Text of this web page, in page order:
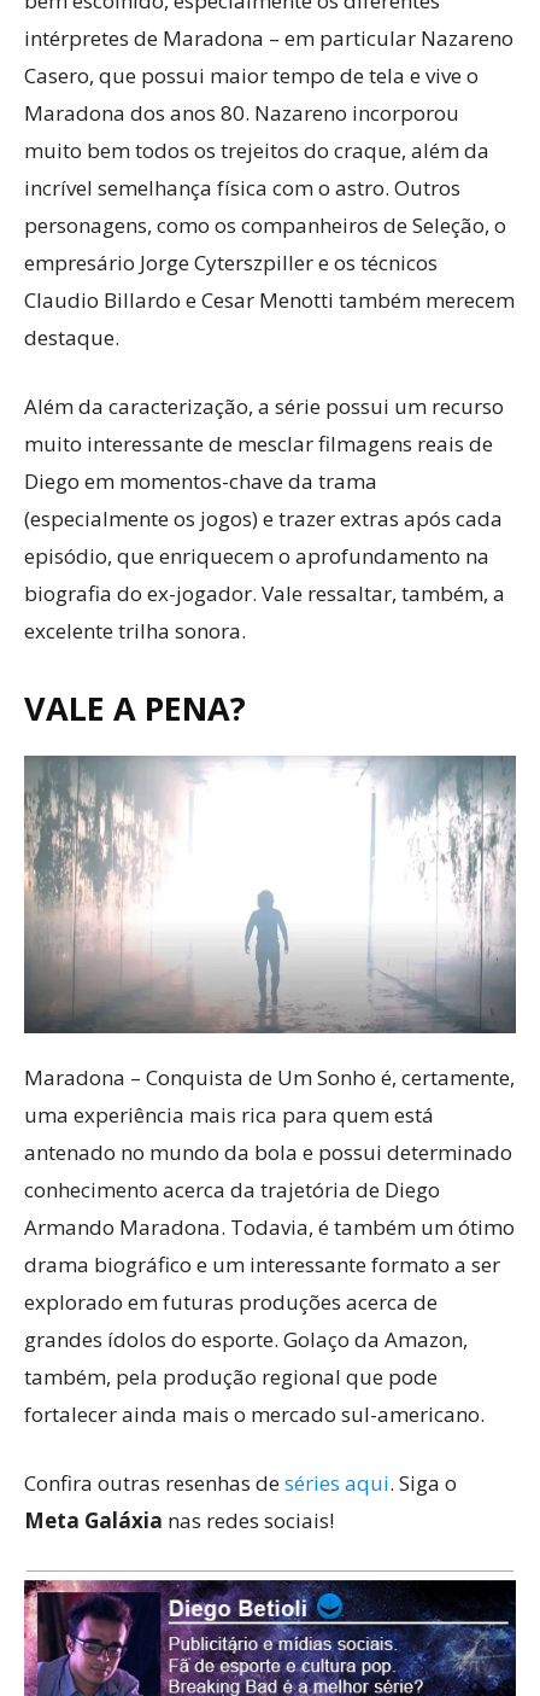
intérpretes de Maradona – em particular Nazareno
Casero, que possui maior tempo de tela e vive o
Maradona dos anos 80. Nazareno incorporou
muito bem todos os trejeitos do craque, além da
incrível semelhança física com o astro. Outros
personagens, como os companheiros de Seleção, o
empresário Jorge Cyterszpiller e os técnicos
Claudio Billardo e Cesar Menotti também merecem
destaque.
Além da caracterização, a série possui um recurso
muito interessante de mesclar filmagens reais de
Diego em momentos-chave da trama
(especialmente os jogos) e trazer extras após cada
episódio, que enriquecem o aprofundamento na
biografia do ex-jogador. Vale ressaltar, também, a
excelente trilha sonora.
VALE A PENA?
Maradona – Conquista de Um Sonho é, certamente,
uma experiência mais rica para quem está
antenado no mundo da bola e possui determinado
conhecimento acerca da trajetória de Diego
Armando Maradona. Todavia, é também um ótimo
drama biográfico e um interessante formato a ser
explorado em futuras produções acerca de
grandes ídolos do esporte. Golaço da Amazon,
também, pela produção regional que pode
fortalecer ainda mais o mercado sul-americano.
Confira outras resenhas deséries aqui. Siga o
Meta Galáxia nas redes sociais!